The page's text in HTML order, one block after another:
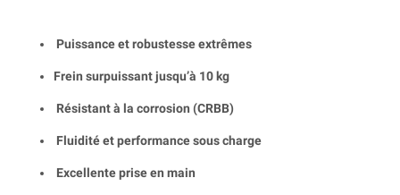
Puissance et robustesse extrêmes
Frein surpuissant jusqu’à 10 kg
Résistant à la corrosion (CRBB)
Fluidité et performance sous charge
Excellente prise en main